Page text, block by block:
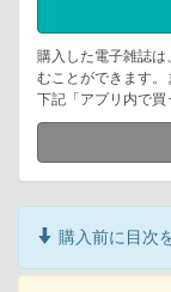
購入した電子雑誌
むことができます。
下記「アプリ内で買
購入前に目次